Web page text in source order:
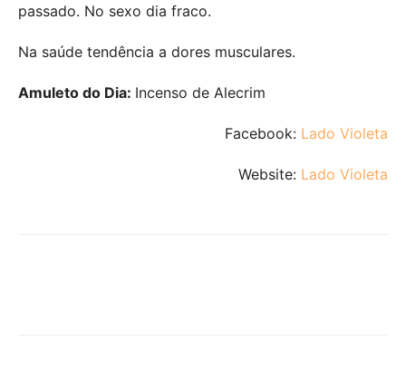
passado. No sexo dia fraco.
Na saúde tendência a dores musculares.
Amuleto do Dia: Incenso de Alecrim
Facebook: Lado Violeta
Website: Lado Violeta